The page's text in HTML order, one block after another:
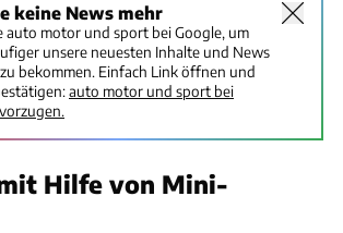
keine News mehr
auto motor und sport bei Google, um
unsere neuesten Inhalte und News
bekommen. Einfach Link öffnen und
auto motor und sport bei
Hilfe von Mini-